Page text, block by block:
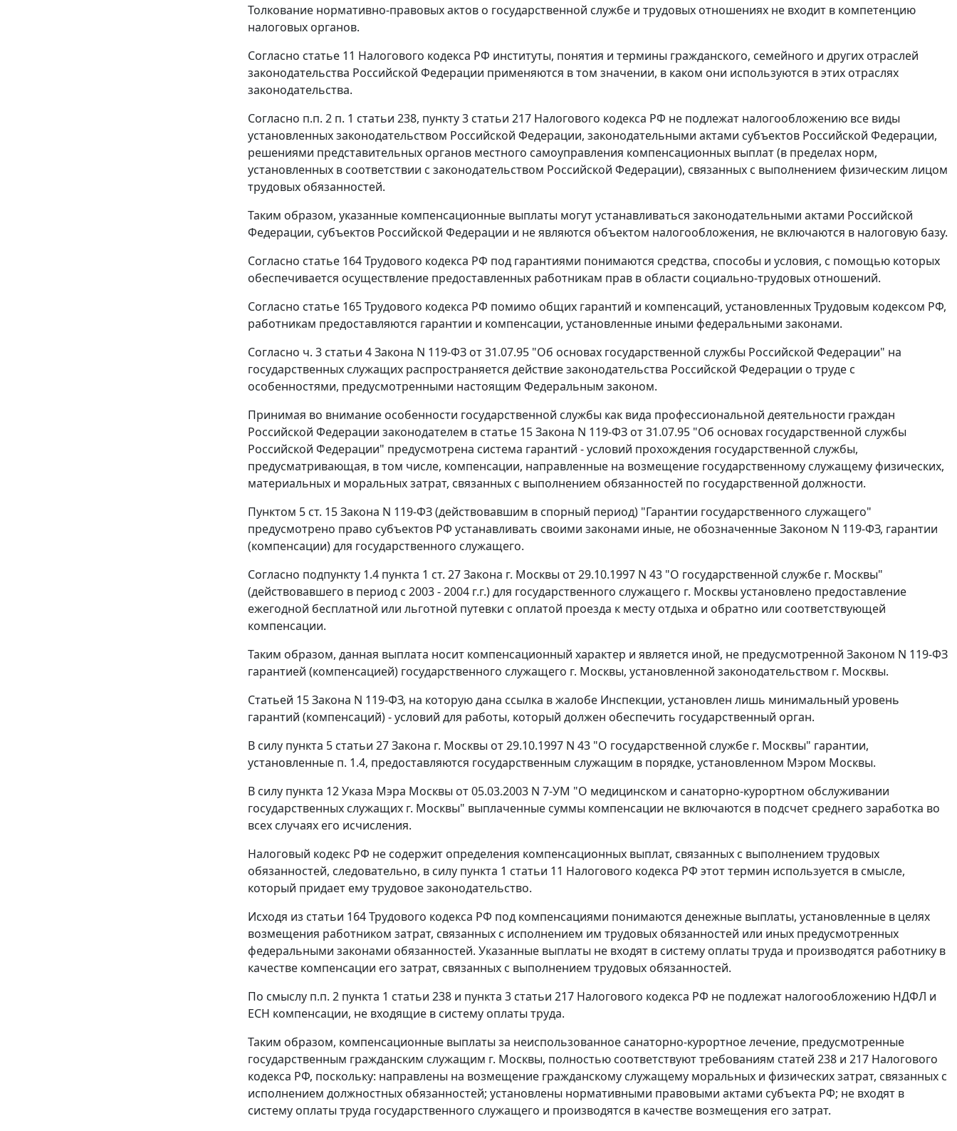
Толкование нормативно-правовых актов о государственной службе и трудовых отношениях не входит в компетенцию
налоговых органов.
Согласно статье 11 Налогового кодекса РФ институты, понятия и термины гражданского, семейного и других отраслей
законодательства Российской Федерации применяются в том значении, в каком они используются в этих отраслях
законодательства.
Согласно п.п. 2 п. 1 статьи 238, пункту 3 статьи 217 Налогового кодекса РФ не подлежат налогообложению все виды
установленных законодательством Российской Федерации, законодательными актами субъектов Российской Федерации,
решениями представительных органов местного самоуправления компенсационных выплат (в пределах норм,
установленных в соответствии с законодательством Российской Федерации), связанных с выполнением физическим лицом
трудовых обязанностей.
Таким образом, указанные компенсационные выплаты могут устанавливаться законодательными актами Российской
Федерации, субъектов Российской Федерации и не являются объектом налогообложения, не включаются в налоговую базу.
Согласно статье 164Трудового кодекса РФ под гарантиями понимаются средства, способы и условия, с помощью которых
обеспечивается осуществление предоставленных работникам прав в области социально-трудовых отношений.
Согласно статье 165Трудового кодекса РФ помимо общих гарантий и компенсаций, установленныхТрудовым кодексом РФ,
работникам предоставляются гарантии и компенсации, установленные иными федеральными законами.
Согласно ч. 3 статьи 4Закона N 119-ФЗ от 31.07.95 "Об основах государственной службы Российской Федерации" на
государственных служащих распространяется действие законодательства Российской Федерации о труде с
особенностями, предусмотренными настоящим Федеральным законом.
Принимая во внимание особенности государственной службы как вида профессиональной деятельности граждан
Российской Федерации законодателем в статье 15Закона N 119-ФЗ от 31.07.95 "Об основах государственной службы
Российской Федерации" предусмотрена система гарантий - условий прохождения государственной службы,
предусматривающая, в том числе, компенсации, направленные на возмещение государственному служащему физических,
материальных и моральных затрат, связанных с выполнением обязанностей по государственной должности.
Пунктом 5 ст. 15Закона N 119-ФЗ (действовавшим в спорный период) "Гарантии государственного служащего"
предусмотрено право субъектов РФ устанавливать своими законами иные, не обозначенныеЗаконом N 119-ФЗ, гарантии
(компенсации) для государственного служащего.
Согласно подпункту 1.4 пункта 1 ст. 27Закона г. Москвы от 29.10.1997 N 43 "О государственной службе г. Москвы"
(действовавшего в период с 2003 - 2004 г.г.) для государственного служащего г. Москвы установлено предоставление
ежегодной бесплатной или льготной путевки с оплатой проезда к месту отдыха и обратно или соответствующей
компенсации.
Таким образом, данная выплата носит компенсационный характер и является иной, не предусмотренной Законом N 119-ФЗ
гарантией (компенсацией) государственного служащего г. Москвы, установленной законодательством г. Москвы.
Статьей 15Закона N 119-ФЗ, на которую дана ссылка в жалобе Инспекции, установлен лишь минимальный уровень
гарантий (компенсаций) - условий для работы, который должен обеспечить государственный орган.
В силу пункта 5 статьи 27Закона г. Москвы от 29.10.1997 N 43 "О государственной службе г. Москвы" гарантии,
установленные п. 1.4, предоставляются государственным служащим в порядке, установленном Мэром Москвы.
В силу пункта 12 Указа Мэра Москвы от 05.03.2003 N 7-УМ "О медицинском и санаторно-курортном обслуживании
государственных служащих г. Москвы" выплаченные суммы компенсации не включаются в подсчет среднего заработка во
всех случаях его исчисления.
Налоговый кодекс РФ не содержит определения компенсационных выплат, связанных с выполнением трудовых
обязанностей, следовательно, в силу пункта 1 статьи 11 Налогового кодекса РФ этот термин используется в смысле,
который придает емутрудовое законодательство.
Исходя из статьи 164Трудового кодекса РФ под компенсациями понимаются денежные выплаты, установленные в целях
возмещения работником затрат, связанных с исполнением им трудовых обязанностей или иных предусмотренных
федеральными законами обязанностей. Указанные выплаты не входят в систему оплаты труда и производятся работнику в
качестве компенсации его затрат, связанных с выполнением трудовых обязанностей.
По смыслу п.п. 2 пункта 1 статьи 238 и пункта 3 статьи 217 Налогового кодекса РФ не подлежат налогообложению НДФЛ и
ЕСН компенсации, не входящие в систему оплаты труда.
Таким образом, компенсационные выплаты за неиспользованное санаторно-курортное лечение, предусмотренные
государственным гражданским служащим г. Москвы, полностью соответствуют требованиям статей 238 и 217 Налогового
кодекса РФ, поскольку: направлены на возмещение гражданскому служащему моральных и физических затрат, связанных с
исполнением должностных обязанностей; установлены нормативными правовыми актами субъекта РФ; не входят в
систему оплаты труда государственного служащего и производятся в качестве возмещения его затрат.